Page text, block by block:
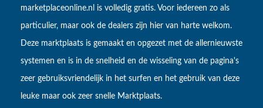
marketplaceonline.nl is volledig gratis. Voor iedereen zo als
particulier, maar ook de dealers zijn hier van harte welkom.
Deze marktplaats is gemaakt en opgezet met de allernieuwste
systemen en is in de snelheid en de wisseling van de pagina's
zeer gebruiksvriendelijk in het surfen en het gebruik van deze
leuke maar ook zeer snelle Marktplaats.